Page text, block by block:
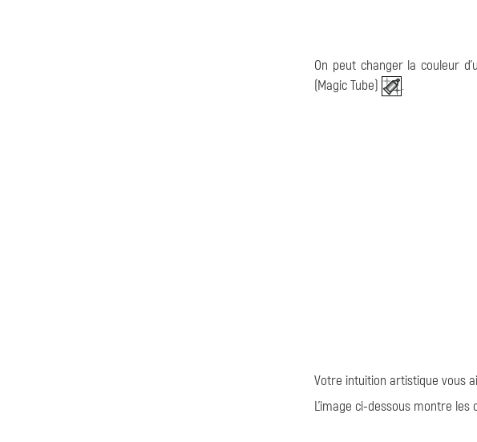
On peut changer la couleur
(Magic Tube)
.
Votre intuition artistique vous
L'image ci-dessous montre les